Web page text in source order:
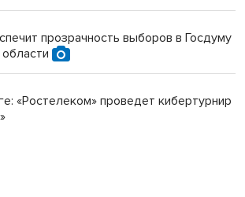
прозрачность выборов в Госдуму
«Ростелеком» проведет кибертурнир